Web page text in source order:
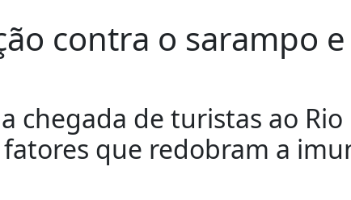
contra o sarampo
chegada de turistas ao Rio
que redobram a